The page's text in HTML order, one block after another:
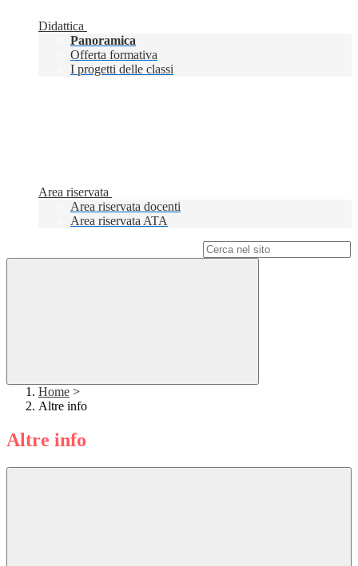
Didattica
Panoramica
Offerta formativa
I progetti delle classi
Area riservata
Area riservata docenti
Area riservata ATA
Home >
Altre info
Altre info